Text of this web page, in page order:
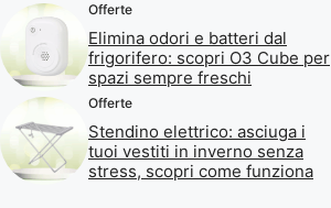
Offerte
Elimina odori e batteri dal
frigorifero: scopri O3 Cube per
spazi sempre freschi
Offerte
Stendino elettrico: asciuga i
tuoi vestiti in inverno senza
stress, scopri come funziona